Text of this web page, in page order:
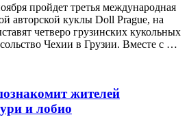
пройдет третья международная
авторской куклы Doll Prague, на
четверо грузинских кукольных
Чехии в Грузии. Вместе с …
жителей
и лобио